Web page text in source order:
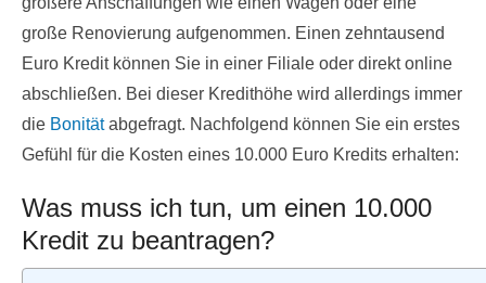
große Renovierung aufgenommen. Einen zehntausend
Euro Kredit können Sie in einer Filiale oder direkt online
abschließen. Bei dieser Kredithöhe wird allerdings immer
die Bonitätabgefragt. Nachfolgend können Sie ein erstes
Gefühl für die Kosten eines 10.000 Euro Kredits erhalten:
Was muss ich tun, um einen 10.000
Kredit zu beantragen?